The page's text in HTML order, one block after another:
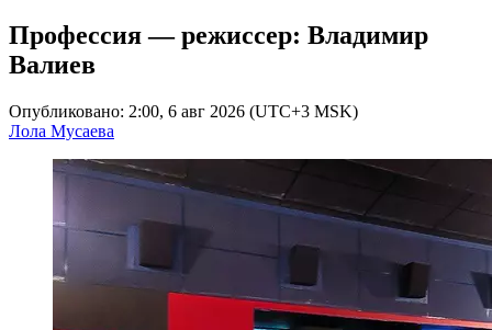
Профессия — режиссер: Владимир
Валиев
Опубликовано: 2:00, 6 авг 2026 (UTC+3 MSK)
Лола Мусаева